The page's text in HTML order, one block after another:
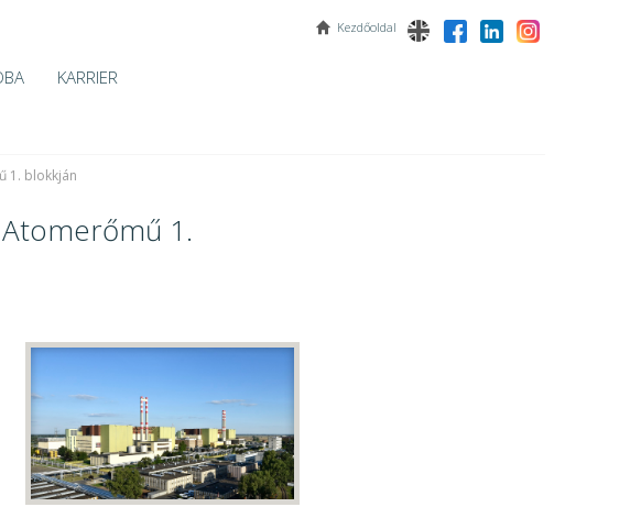
Kezdőoldal
KARRIER
1. blokkján
1.